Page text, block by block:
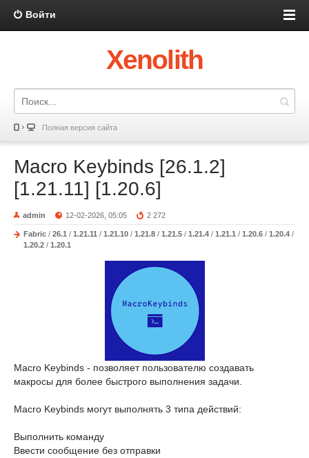
Войти
Xenolith
Полная версия сайта
Macro Keybinds [26.1.2]
[1.21.11] [1.20.6]
admin 12-02-2026, 05:05 2 272
Fabric / 26.1 / 1.21.11 / 1.21.10 / 1.21.8 / 1.21.5 / 1.21.4 / 1.21.1 / 1.20.6 / 1.20.4 /
1.20.2 / 1.20.1
Macro Keybinds - позволяет пользователю создавать
макросы для более быстрого выполнения задачи.
Macro Keybinds могут выполнять 3 типа действий:
Выполнить команду
Ввести сообщение без отправки